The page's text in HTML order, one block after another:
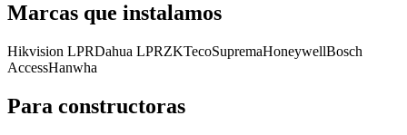
Marcas que instalamos
Hikvision LPRDahua LPRZKTecoSupremaHoneywellBosch
AccessHanwha
Para constructoras